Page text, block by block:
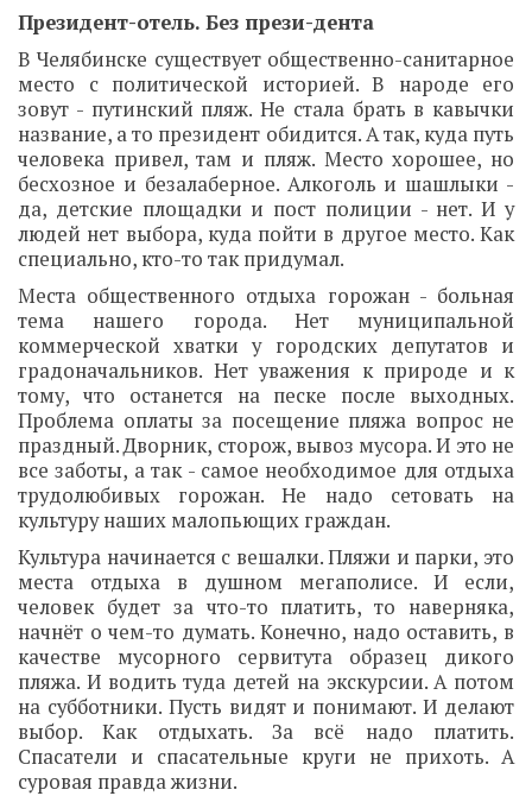
Президент-отель. Без прези-дента
В Челябинске существует общественно-санитарное
место с политической историей. В народе его
зовут - путинский пляж. Не стала брать в кавычки
название, а то президент обидится. А так, куда путь
человека привел, там и пляж. Место хорошее, но
бесхозное и безалаберное. Алкоголь и шашлыки -
да, детские площадки и пост полиции - нет. И у
людей нет выбора, куда пойти в другое место. Как
специально, кто-то так придумал.
Места общественного отдыха горожан - больная
тема нашего города. Нет муниципальной
коммерческой хватки у городских депутатов и
градоначальников. Нет уважения к природе и к
тому, что останется на песке после выходных.
Проблема оплаты за посещение пляжа вопрос не
праздный. Дворник, сторож, вывоз мусора. И это не
все заботы, а так - самое необходимое для отдыха
трудолюбивых горожан. Не надо сетовать на
культуру наших малопьющих граждан.
Культура начинается с вешалки. Пляжи и парки, это
места отдыха в душном мегаполисе. И если,
человек будет за что-то платить, то наверняка,
начнёт о чем-то думать. Конечно, надо оставить, в
качестве мусорного сервитута образец дикого
пляжа. И водить туда детей на экскурсии. А потом
на субботники. Пусть видят и понимают. И делают
выбор. Как отдыхать. За всё надо платить.
Спасатели и спасательные круги не прихоть. А
суровая правда жизни.